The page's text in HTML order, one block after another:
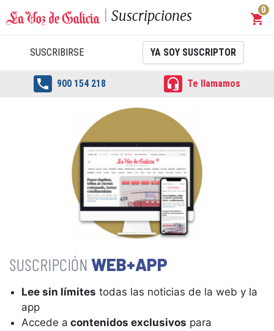
Suscripciones shopping_cart
0
SUSCRIBIRSE YA SOY SUSCRIPTOR
 900 154 218  Te llamamos
WEB+APP
Lee sin límites todas las noticias de la web y la
app
Accede a contenidos exclusivos para